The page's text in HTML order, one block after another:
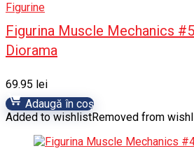
Figurine
Figurina Muscle Mechanics
Diorama
69.95 lei
Adaugă în coș
Added to wishlistRemoved from